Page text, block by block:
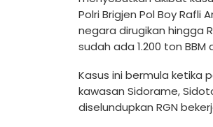
Polri Brigjen Pol Boy
negara dirugikan hingga
sudah ada 1.200 ton
Kasus ini bermula ketika
kawasan Sidorame,
diselundupkan RGN